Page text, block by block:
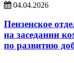
04.04.2026
Пензенское
на заседании
по развитию